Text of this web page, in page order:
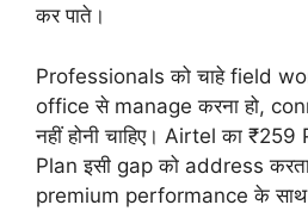
कर पाते।
Professionals को चाहे field
office से manage करना हो,
नहीं होनी चाहिए। Airtel का
Plan इसी gap को address
premium performance के